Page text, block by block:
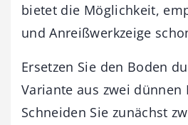
bietet die Möglichkeit,
und Anreißwerkzeige
Ersetzen Sie den Boden
Variante aus zwei dünnen
Schneiden Sie zunächst